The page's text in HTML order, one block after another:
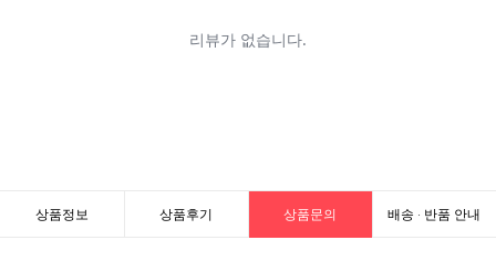
상품정보 상품후기 상품문의 배송 · 반품 안내